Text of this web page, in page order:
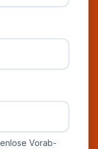
Vorab-